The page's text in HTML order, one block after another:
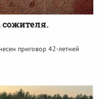
сожителя.
приговор 42-летней